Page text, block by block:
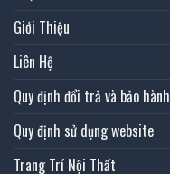
Giới Thiệu
Liên Hệ
Quy định đổi trả và bảo hành
Quy định sử dụng website
Trang Trí Nội Thất